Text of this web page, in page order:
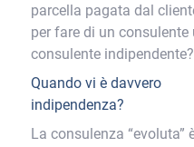
parcella pagata dal
per fare di un consulente
consulente indipendente?
Quando vi è davvero
indipendenza?
La consulenza “evoluta”